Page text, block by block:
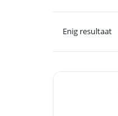
Enig resultaat